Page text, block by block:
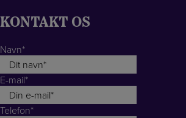
KONTAKT OS
Navn*
E-mail*
Telefon*